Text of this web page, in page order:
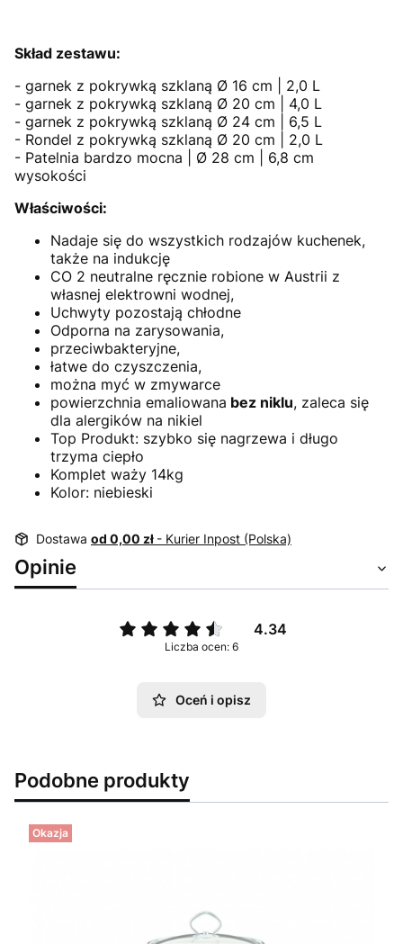
Skład zestawu:
- garnek z pokrywką szklaną Ø 16 cm | 2,0 L
- garnek z pokrywką szklaną Ø 20 cm | 4,0 L
- garnek z pokrywką szklaną Ø 24 cm | 6,5 L
- Rondel z pokrywką szklaną Ø 20 cm | 2,0 L
- Patelnia bardzo mocna | Ø 28 cm | 6,8 cm
wysokości
Właściwości:
Nadaje się do wszystkich rodzajów kuchenek,
także na indukcję
CO 2 neutralne ręcznie robione w Austrii z
własnej elektrowni wodnej,
Uchwyty pozostają chłodne
Odporna na zarysowania,
przeciwbakteryjne,
łatwe do czyszczenia,
można myć w zmywarce
powierzchnia emaliowana bez niklu, zaleca się
dla alergików na nikiel
Top Produkt: szybko się nagrzewa i długo
trzyma ciepło
Komplet waży 14kg
Kolor: niebieski
Dostawa od 0,00 zł - Kurier Inpost (Polska)
Opinie
4.34
Liczba ocen: 6
Oceń i opisz
Podobne produkty
Okazja